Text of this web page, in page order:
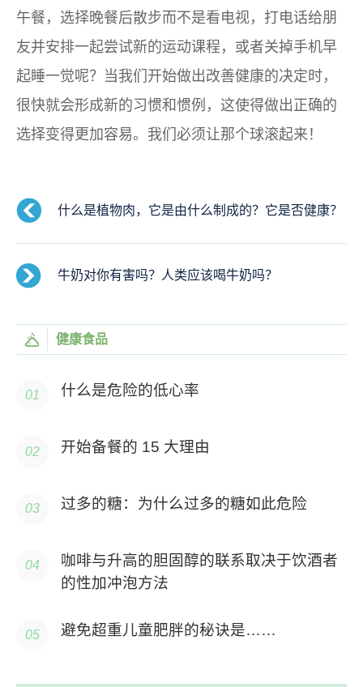
午餐，选择晚餐后散步而不是看电视，打电话给朋
友并安排一起尝试新的运动课程，或者关掉手机早
起睡一觉呢？当我们开始做出改善健康的决定时，
很快就会形成新的习惯和惯例，这使得做出正确的
选择变得更加容易。我们必须让那个球滚起来！
什么是植物肉，它是由什么制成的？它是否健康？
牛奶对你有害吗？人类应该喝牛奶吗？
健康食品
什么是危险的低心率
开始备餐的 15 大理由
过多的糖：为什么过多的糖如此危险
咖啡与升高的胆固醇的联系取决于饮酒者
的性加冲泡方法
避免超重儿童肥胖的秘诀是……